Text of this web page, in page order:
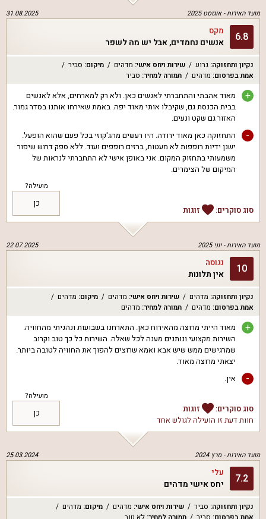
מועד האירוח -אוגוסט 2025 31.08.2025
6.8 מקס
אנשים נחמדים, אבל יש מה לשפר
נקיון ותחזוקה: גרוע שירות ויחס אישי: מדהים מיקום: סביר
אמת בפרסום: מדהים תמורה למחיר: סביר
+
מאוד אהבתי והתחברתי לאנשים כאן. ולא רק למארחים, אלא לאנשים
בבית הכנסת גם, שקיבלו אותי מאוד יפה. באמת שאירחו אותנו בסדר גמור.
האזור גם שקט ונעים.
-
התחזוקה כאן מאוד ירודה. היו רעשים מהג'קוזי בכל פעם שהוא הופעל.
ישנן ידיות רופפות לא מעטות, ברזים רופפים ועוד. ללא ספק דרוש שיפור
משמעותי בתחזוק המקום. אני באופן אישי לא התחברתי לנראות של
המיקום של הצימרים.
סוג סוקרים: זוגות
מועילה?
כן
מועד האירוח -יוני 2025 22.07.2025
10 נגוסה
אין תלונות
נקיון ותחזוקה: מדהים שירות ויחס אישי: מדהים מיקום: מדהים
אמת בפרסום: מדהים תמורה למחיר: מדהים
+
מאוד הייתי מרוצה מהאירוח כאן. התארחנו בשבועות ונהניתי מהחוויה.
השירות מקצועי ונותנים מענה לכל שאלה. השירות כל כך טוב וקרוב
שמרגישים ממש שיש אבא ואמא שרוצים להפוך את החוויה לטובה ביותר.
יצאתי מרוצה מאוד.
- אין.
סוג סוקרים:
זוגות
חוות דעת זו הועילה לגולש אחד
מועילה?
כן
מועד האירוח -מרץ 2024 25.03.2024
7.2 עלי
יחס אישי מדהים
נקיון ותחזוקה: סביר שירות ויחס אישי: מדהים מיקום: מדהים